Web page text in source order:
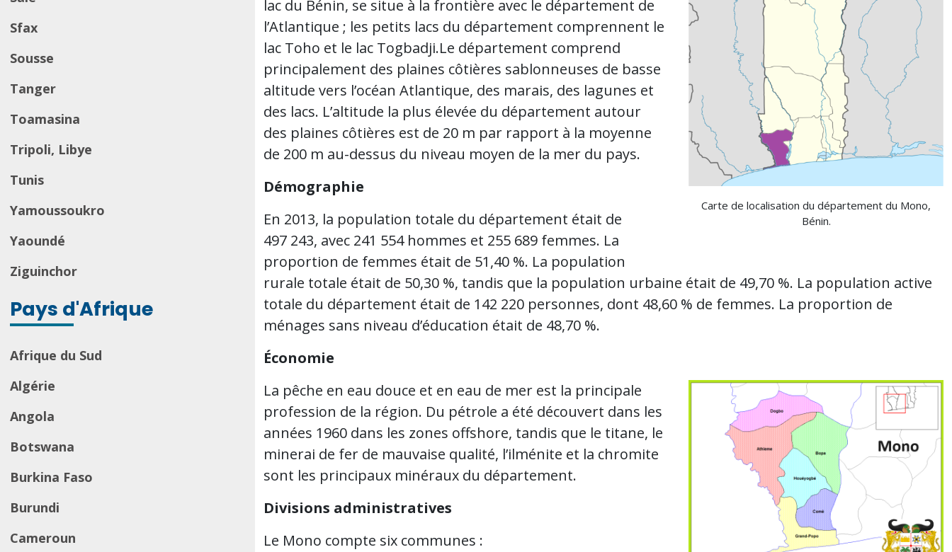
Sfax
Sousse
Tanger
Toamasina
Tripoli, Libye
Tunis
Yamoussoukro
Yaoundé
Ziguinchor
Pays d'Afrique
Afrique du Sud
Algérie
Angola
Botswana
Burkina Faso
Burundi
Cameroun
Carte de localisation du département du Mono,
Bénin.
lac du Bénin, se situe à la frontière avec le département de
l’Atlantique ; les petits lacs du département comprennent le
lac Toho et le lac Togbadji.Le département comprend
principalement des plaines côtières sablonneuses de basse
altitude vers l’océan Atlantique, des marais, des lagunes et
des lacs. L’altitude la plus élevée du département autour
des plaines côtières est de 20 m par rapport à la moyenne
de 200 m au-dessus du niveau moyen de la mer du pays.
Démographie
En 2013, la population totale du département était de
497 243, avec 241 554 hommes et 255 689 femmes. La
proportion de femmes était de 51,40 %. La population
rurale totale était de 50,30 %, tandis que la population urbaine était de 49,70 %. La population active
totale du département était de 142 220 personnes, dont 48,60 % de femmes. La proportion de
ménages sans niveau d’éducation était de 48,70 %.
Économie
La pêche en eau douce et en eau de mer est la principale
profession de la région. Du pétrole a été découvert dans les
années 1960 dans les zones offshore, tandis que le titane, le
minerai de fer de mauvaise qualité, l’ilménite et la chromite
sont les principaux minéraux du département.
Divisions administratives
Le Mono compte six communes :